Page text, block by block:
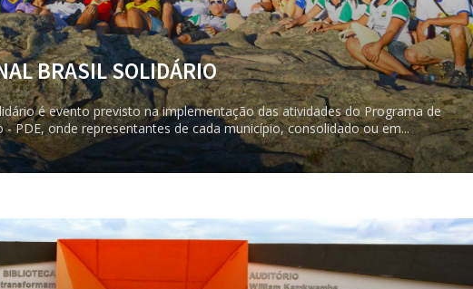
BRASIL SOLIDÁRIO
é evento previsto na implementação das atividades do Programa de
PDE, onde representantes de cada município, consolidado ou em...